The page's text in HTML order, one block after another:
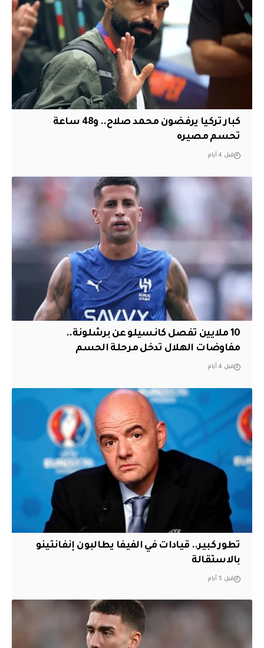
كبار تركيا يرفضون محمد صلاح.. و48 ساعة
تحسم مصيره
قبل 4 أيام
10 ملايين تفصل كانسيلو عن برشلونة..
مفاوضات الهلال تدخل مرحلة الحسم
قبل 4 أيام
تطور كبير.. قيادات في الفيفا يطالبون إنفانتينو
بالاستقالة
قبل 5 أيام